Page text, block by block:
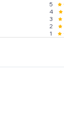
5
4
3
2
1